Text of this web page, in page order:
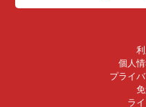
個人
プライ
ラ